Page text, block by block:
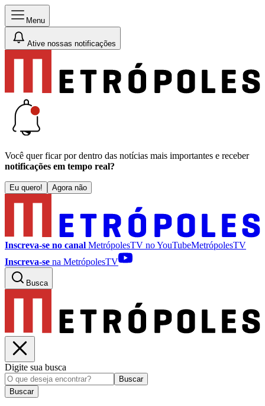
Menu
Ative nossas notificações
Você quer ficar por dentro das notícias mais importantes e receber
notificações em tempo real?
Eu quero! Agora não
Inscreva-se no canal MetrópolesTV noYouTubeMetrópolesTV
Inscreva-se na MetrópolesTV
Busca
Digite sua busca
Buscar
Buscar